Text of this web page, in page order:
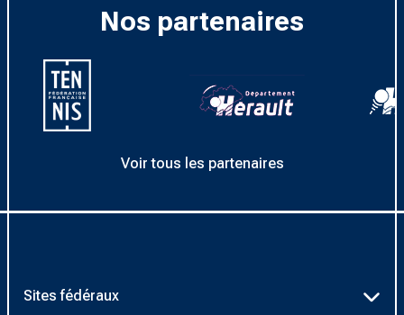
Nos partenaires
Voir tous les partenaires
Sites fédéraux